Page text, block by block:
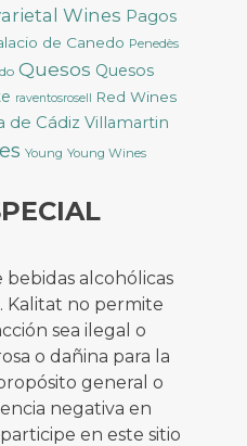
Wines Pagos
de Canedo Penedès
Quesos Quesos
raventosrosell Red Wines
de Cádiz Villamartin
Young Young Wines
alcohólicas
Kalitat no permite
sea ilegal o
o dañina para la
general o
negativa en
en este sitio